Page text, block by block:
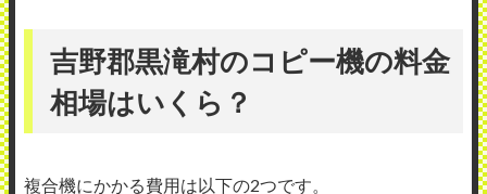
吉野郡黒滝村のコピー機の料金
相場はいくら？
複合機にかかる費用は以下の2つです。